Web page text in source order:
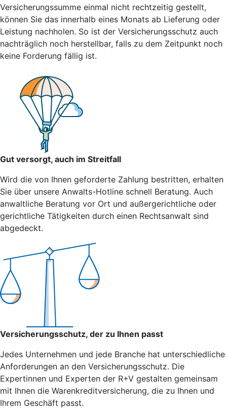
Versicherungssumme einmal nicht rechtzeitig gestellt,
können Sie das innerhalb eines Monats ab Lieferung oder
Leistung nachholen. So ist der Versicherungsschutz auch
nachträglich noch herstellbar, falls zu dem Zeitpunkt noch
keine Forderung fällig ist.
Gut versorgt, auch im Streitfall
Wird die von Ihnen geforderte Zahlung bestritten, erhalten
Sie über unsere Anwalts-Hotline schnell Beratung. Auch
anwaltliche Beratung vor Ort und außergerichtliche oder
gerichtliche Tätigkeiten durch einen Rechtsanwalt sind
abgedeckt.
Versicherungsschutz, der zu Ihnen passt
Jedes Unternehmen und jede Branche hat unterschiedliche
Anforderungen an den Versicherungsschutz. Die
Expertinnen und Experten der R+V gestalten gemeinsam
mit Ihnen die Warenkreditversicherung, die zu Ihnen und
Ihrem Geschäft passt.